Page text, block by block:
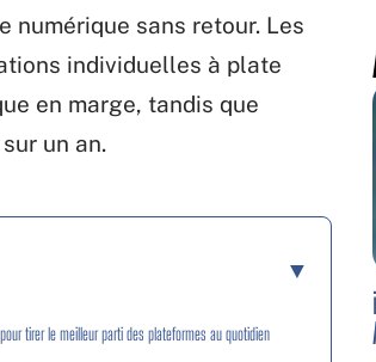
numérique sans retour. Les
individuelles à plate
en marge, tandis que
un an.
tirer le meilleur parti des plateformes au quotidien